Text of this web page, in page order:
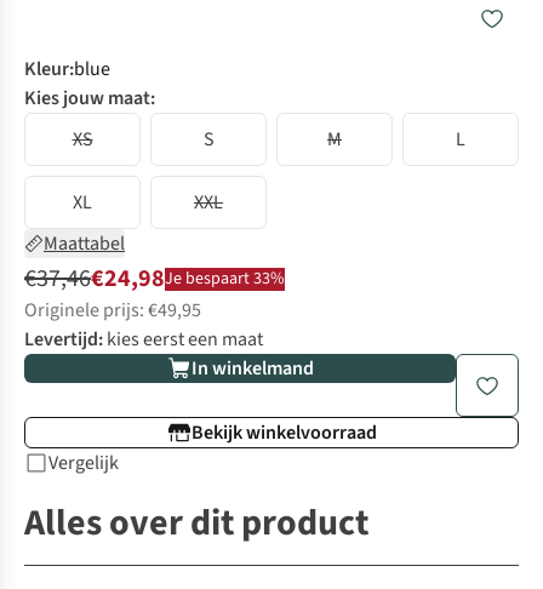
Kleur:blue
Kies jouw maat:
XS
S M L
XL
XXL
Maattabel
€37,46€24,98Je bespaart 33%
Originele prijs: €49,95
Levertijd:kies eerst een maat
In winkelmand
Bekijk winkelvoorraad
Vergelijk
Alles over dit product